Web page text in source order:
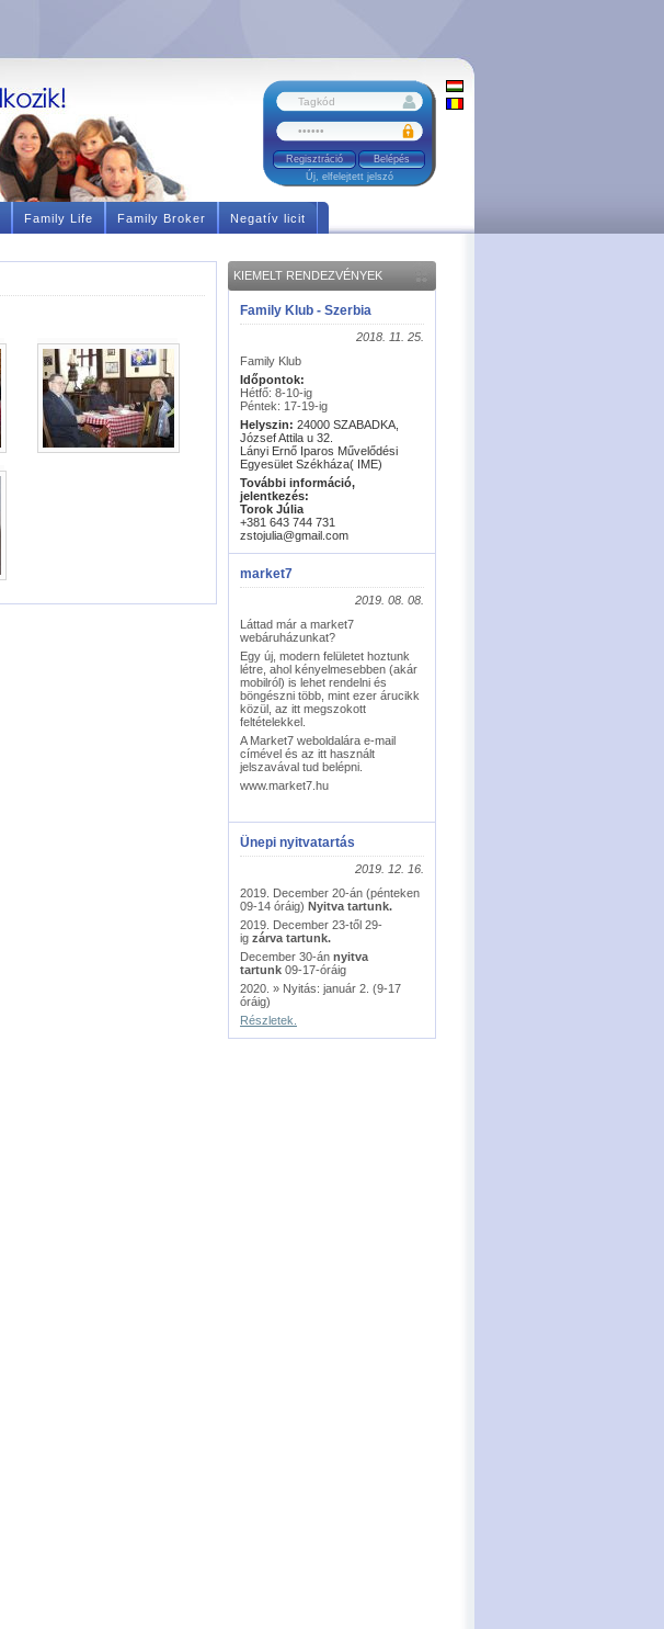
Regisztráció
Új, elfelejtett jelszó
Family Life Family Broker Negatív licit
KIEMELT RENDEZVÉNYEK
Family Klub - Szerbia
2018. 11. 25.
Family Klub
Időpontok:
Hétfő: 8-10-ig
Péntek: 17-19-ig
Helyszin: 24000 SZABADKA,
József Attila u 32.
Lányi Ernő Iparos Művelődési
Egyesület Székháza( IME)
További információ,
jelentkezés:
Torok Júlia
+381 643 744 731
zstojulia@gmail.com
market7
2019. 08. 08.
Láttad már a market7
webáruházunkat?
Egy új, modern felületet hoztunk
létre, ahol kényelmesebben (akár
mobilról) is lehet rendelni és
böngészni több, mint ezer árucikk
közül, az itt megszokott
feltételekkel.
A Market7 weboldalára e-mail
címével és az itt használt
jelszavával tud belépni.
www.market7.hu
Ünepi nyitvatartás
2019. 12. 16.
2019. December 20-án (pénteken
09-14 óráig) Nyitva tartunk.
2019. December 23-től 29-
ig zárva tartunk.
December 30-án nyitva
tartunk 09-17-óráig
2020. » Nyitás: január 2. (9-17
óráig)
Részletek.